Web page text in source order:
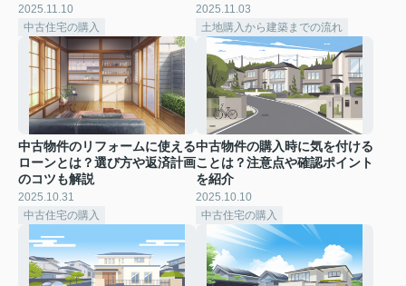
2025.11.10
中古住宅の購入
2025.11.03
土地購入から建築までの流れ
中古物件のリフォームに使える
ローンとは？選び方や返済計画
のコツも解説
2025.10.31
中古住宅の購入
中古物件の購入時に気を付ける
ことは？注意点や確認ポイント
を紹介
2025.10.10
中古住宅の購入